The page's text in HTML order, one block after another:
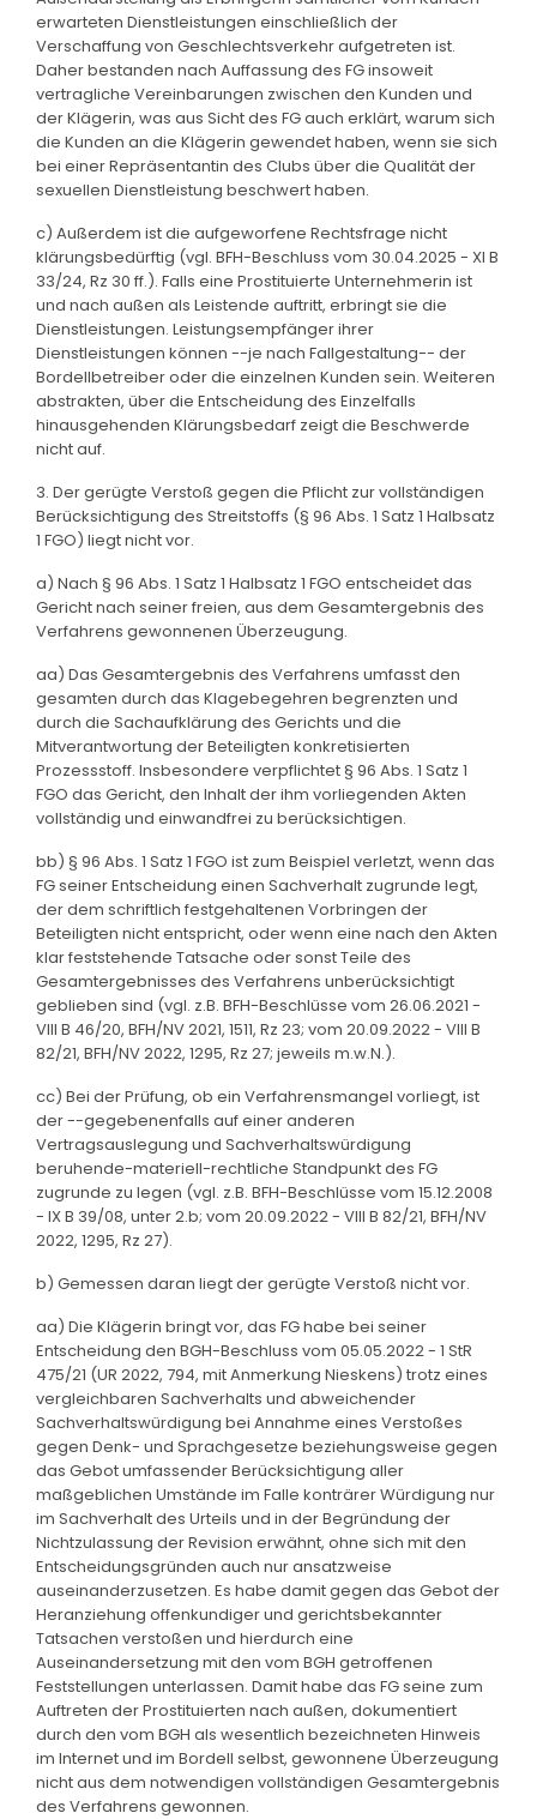
erwarteten Dienstleistungen einschließlich der
Verschaffung von Geschlechtsverkehr aufgetreten ist.
Daher bestanden nach Auffassung des FG insoweit
vertragliche Vereinbarungen zwischen den Kunden und
der Klägerin, was aus Sicht des FG auch erklärt, warum sich
die Kunden an die Klägerin gewendet haben, wenn sie sich
bei einer Repräsentantin des Clubs über die Qualität der
sexuellen Dienstleistung beschwert haben.
c) Außerdem ist die aufgeworfene Rechtsfrage nicht
klärungsbedürftig (vgl. BFH-Beschluss vom 30.04.2025 - XI B
33/24, Rz 30 ff.). Falls eine Prostituierte Unternehmerin ist
und nach außen als Leistende auftritt, erbringt sie die
Dienstleistungen. Leistungsempfänger ihrer
Dienstleistungen können --je nach Fallgestaltung-- der
Bordellbetreiber oder die einzelnen Kunden sein. Weiteren
abstrakten, über die Entscheidung des Einzelfalls
hinausgehenden Klärungsbedarf zeigt die Beschwerde
nicht auf.
3. Der gerügte Verstoß gegen die Pflicht zur vollständigen
Berücksichtigung des Streitstoffs (§ 96 Abs. 1 Satz 1 Halbsatz
1 FGO) liegt nicht vor.
a) Nach § 96 Abs. 1 Satz 1 Halbsatz 1 FGO entscheidet das
Gericht nach seiner freien, aus dem Gesamtergebnis des
Verfahrens gewonnenen Überzeugung.
aa) Das Gesamtergebnis des Verfahrens umfasst den
gesamten durch das Klagebegehren begrenzten und
durch die Sachaufklärung des Gerichts und die
Mitverantwortung der Beteiligten konkretisierten
Prozessstoff. Insbesondere verpflichtet § 96 Abs. 1 Satz 1
FGO das Gericht, den Inhalt der ihm vorliegenden Akten
vollständig und einwandfrei zu berücksichtigen.
bb) § 96 Abs. 1 Satz 1 FGO ist zum Beispiel verletzt, wenn das
FG seiner Entscheidung einen Sachverhalt zugrunde legt,
der dem schriftlich festgehaltenen Vorbringen der
Beteiligten nicht entspricht, oder wenn eine nach den Akten
klar feststehende Tatsache oder sonst Teile des
Gesamtergebnisses des Verfahrens unberücksichtigt
geblieben sind (vgl. z.B. BFH-Beschlüsse vom 26.06.2021 -
VIII B 46/20, BFH/NV 2021, 1511, Rz 23; vom 20.09.2022 - VIII B
82/21, BFH/NV 2022, 1295, Rz 27; jeweils m.w.N.).
cc) Bei der Prüfung, ob ein Verfahrensmangel vorliegt, ist
der --gegebenenfalls auf einer anderen
Vertragsauslegung und Sachverhaltswürdigung
beruhende-materiell-rechtliche Standpunkt des FG
zugrunde zu legen (vgl. z.B. BFH-Beschlüsse vom 15.12.2008
- IX B 39/08, unter 2.b; vom 20.09.2022 - VIII B 82/21, BFH/NV
2022, 1295, Rz 27).
b) Gemessen daran liegt der gerügte Verstoß nicht vor.
aa) Die Klägerin bringt vor, das FG habe bei seiner
Entscheidung den BGH-Beschluss vom 05.05.2022 - 1 StR
475/21 (UR 2022, 794, mit Anmerkung Nieskens) trotz eines
vergleichbaren Sachverhalts und abweichender
Sachverhaltswürdigung bei Annahme eines Verstoßes
gegen Denk- und Sprachgesetze beziehungsweise gegen
das Gebot umfassender Berücksichtigung aller
maßgeblichen Umstände im Falle konträrer Würdigung nur
im Sachverhalt des Urteils und in der Begründung der
Nichtzulassung der Revision erwähnt, ohne sich mit den
Entscheidungsgründen auch nur ansatzweise
auseinanderzusetzen. Es habe damit gegen das Gebot der
Heranziehung offenkundiger und gerichtsbekannter
Tatsachen verstoßen und hierdurch eine
Auseinandersetzung mit den vom BGH getroffenen
Feststellungen unterlassen. Damit habe das FG seine zum
Auftreten der Prostituierten nach außen, dokumentiert
durch den vom BGH als wesentlich bezeichneten Hinweis
im Internet und im Bordell selbst, gewonnene Überzeugung
nicht aus dem notwendigen vollständigen Gesamtergebnis
des Verfahrens gewonnen.